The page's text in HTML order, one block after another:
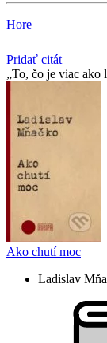
Hore
Pridať citát
To, čo je viac ako
Ako chutí moc
Ladislav